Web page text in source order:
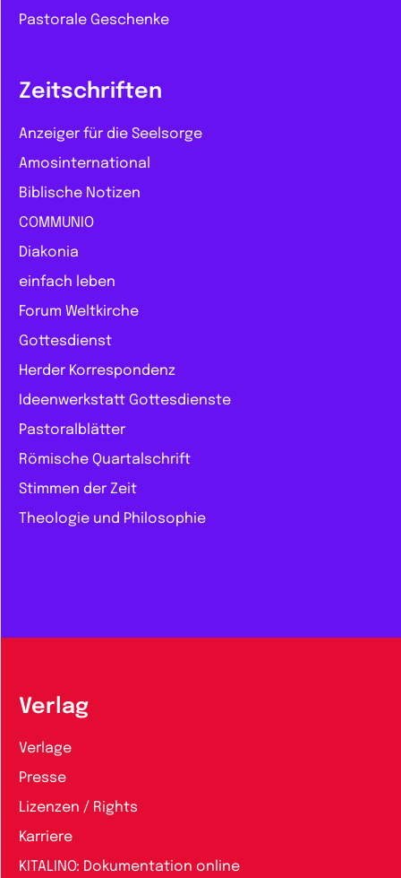
Pastorale Geschenke
Zeitschriften
Anzeiger für die Seelsorge
Amosinternational
Biblische Notizen
COMMUNIO
Diakonia
einfach leben
Forum Weltkirche
Gottesdienst
Herder Korrespondenz
Ideenwerkstatt Gottesdienste
Pastoralblätter
Römische Quartalschrift
Stimmen der Zeit
Theologie und Philosophie
Verlag
Verlage
Presse
Lizenzen / Rights
Karriere
KITALINO: Dokumentation online